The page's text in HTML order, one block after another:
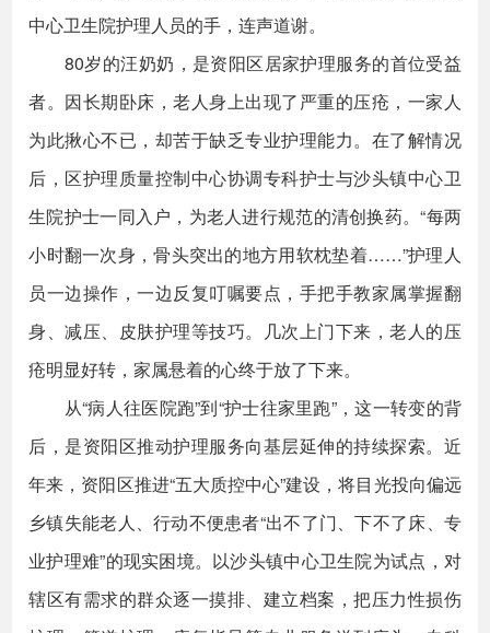
中心卫生院护理人员的手，连声道谢。
80岁的汪奶奶，是资阳区居家护理服务的首位受益
者。因长期卧床，老人身上出现了严重的压疮，一家人
为此揪心不已，却苦于缺乏专业护理能力。在了解情况
后，区护理质量控制中心协调专科护士与沙头镇中心卫
生院护士一同入户，为老人进行规范的清创换药。“每两
小时翻一次身，骨头突出的地方用软枕垫着……”护理人
员一边操作，一边反复叮嘱要点，手把手教家属掌握翻
身、减压、皮肤护理等技巧。几次上门下来，老人的压
疮明显好转，家属悬着的心终于放了下来。
从“病人往医院跑”到“护士往家里跑”，这一转变的背
后，是资阳区推动护理服务向基层延伸的持续探索。近
年来，资阳区推进“五大质控中心”建设，将目光投向偏远
乡镇失能老人、行动不便患者“出不了门、下不了床、专
业护理难”的现实困境。以沙头镇中心卫生院为试点，对
辖区有需求的群众逐一摸排、建立档案，把压力性损伤